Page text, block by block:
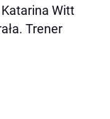
Witt
Trener